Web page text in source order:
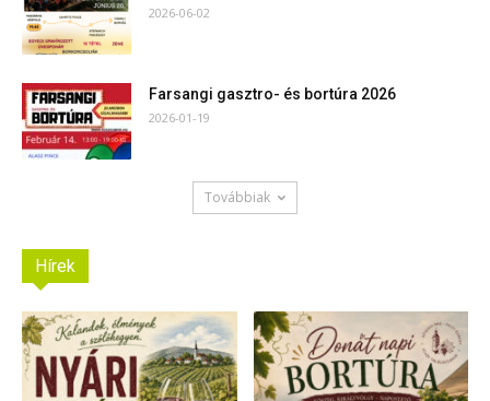
2026-06-02
Farsangi gasztro- és bortúra 2026
2026-01-19
Továbbiak
Hírek